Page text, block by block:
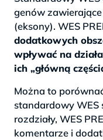
genów
(eksony). WES
dodatkowych
wpływać na
ich „główną
Można to
standardowy
rozdziały, WES
komentarze i